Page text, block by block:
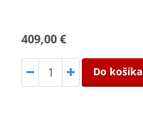
409,00 €
Do košíka